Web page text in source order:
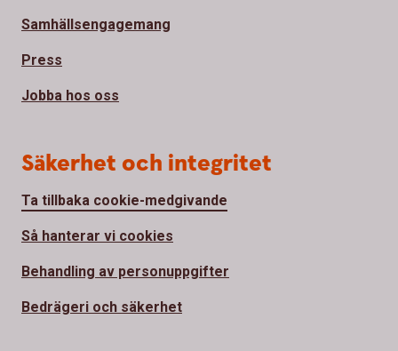
Samhällsengagemang
Press
Jobba hos oss
Säkerhet och integritet
Ta tillbaka cookie-medgivande
Så hanterar vi cookies
Behandling av personuppgifter
Bedrägeri och säkerhet